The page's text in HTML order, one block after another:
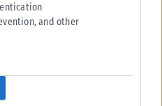
and other